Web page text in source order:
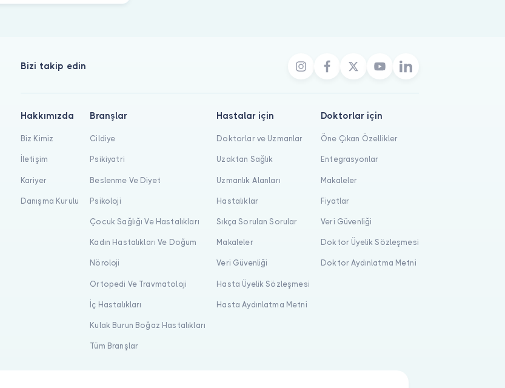
Bizi takip edin
Hakkımızda
Biz Kimiz
İletişim
Kariyer
Danışma Kurulu
Branşlar
Cildiye
Psikiyatri
Beslenme Ve Diyet
Psikoloji
Çocuk Sağlığı Ve Hastalıkları
Kadın Hastalıkları Ve Doğum
Nöroloji
Ortopedi Ve Travmatoloji
İç Hastalıkları
Kulak Burun Boğaz Hastalıkları
Tüm Branşlar
Hastalar için
Doktorlar ve Uzmanlar
Uzaktan Sağlık
Uzmanlık Alanları
Hastalıklar
Sıkça Sorulan Sorular
Makaleler
Veri Güvenliği
Hasta Üyelik Sözleşmesi
Hasta Aydınlatma Metni
Doktorlar için
Öne Çıkan Özellikler
Entegrasyonlar
Makaleler
Fiyatlar
Veri Güvenliği
Doktor Üyelik Sözleşmesi
Doktor Aydınlatma Metni